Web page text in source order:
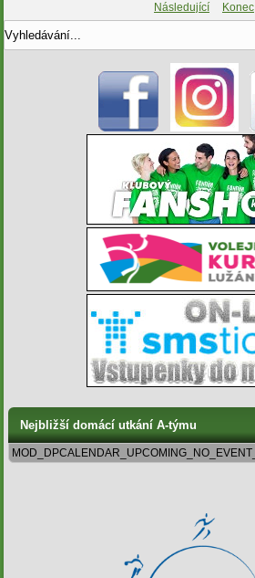
Následující
Konec
Nejbližší domácí utkání A-týmu